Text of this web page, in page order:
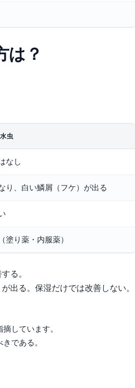
は？
虫
なし
り、白い鱗屑（フケ）が出る
塗り薬・内服薬）
る。
出る。保湿だけでは改善しない。
しています。
である。